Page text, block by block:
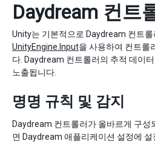
Daydream 컨트
Unity는 기본적으로 Daydream 컨트롤
UnityEngine.Input을 사용하여 컨트롤
다. Daydream 컨트롤러의 추적 데이
노출됩니다.
명명 규칙 및 감지
Daydream 컨트롤러가 올바르게 구성
면 Daydream 애플리케이션 설정에